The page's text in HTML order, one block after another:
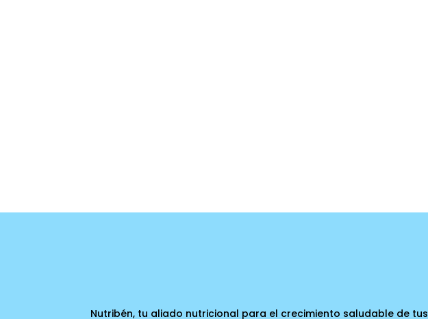
Nutribén, tu aliado nutricional para el crecimiento saludable de tus